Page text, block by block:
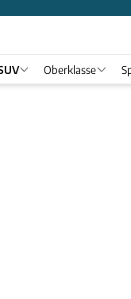
Oberklasse